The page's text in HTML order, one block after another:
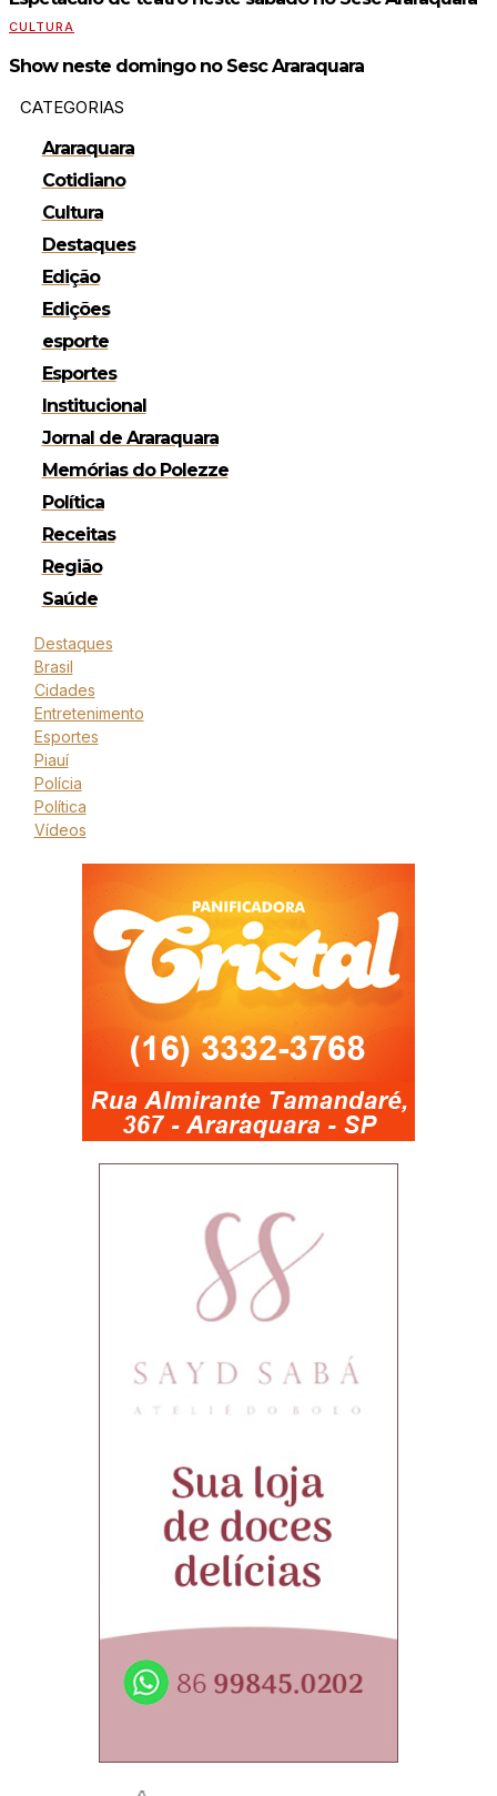
CULTURA
Show neste domingo no Sesc Araraquara
CATEGORIAS
Araraquara
Cotidiano
Cultura
Destaques
Edição
Edições
esporte
Esportes
Institucional
Jornal de Araraquara
Memórias do Polezze
Política
Receitas
Região
Saúde
Destaques
Brasil
Cidades
Entretenimento
Esportes
Piauí
Polícia
Política
Vídeos